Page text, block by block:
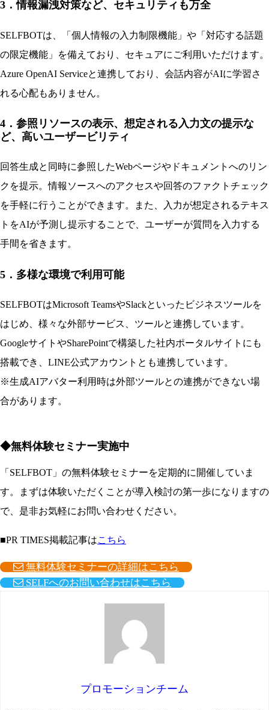
3．情報漏洩対策など、セキュリティも万全
SELFBOTは、「個人情報の入力制限機能」や「対応する話題
の限定機能」を備えており、セキュアにご利用いただけます。
Azure OpenAI Serviceと連携しており、会話内容がAIに学習さ
れる心配もありません。
4．参照リソースの表示、想定される入力文の提示な
ど、高いユーザービリティ
回答生成と同時に参照したWebページやドキュメントへのリン
クを提示。情報ソースへのアクセスや回答のファクトチェック
を手軽に行うことができます。また、入力が想定されるテキス
トをAIが予測し提示することで、ユーザーが質問を入力する
手間を省きます。
5．多様な環境で利用可能
SELFBOTはMicrosoft TeamsやSlackといったビジネスツールを
はじめ、様々な外部サービス、ツールと連携しています。
GoogleサイトやSharePointで構築した社内ポータルサイトにも
搭載でき、LINE公式アカウントとも連携しています。
※生成AIアバター利用時は外部ツールとの連携ができない場
合があります。
◆無料体験セミナー実施中
「SELFBOT」の無料体験セミナーを定期的に開催していま
す。まずは体験いただくことが導入検討の第一歩になりますの
で、是非お気軽にお問い合わせください。
■PR TIMES掲載記事はこちら
無料体験セミナーの詳細はこちら
SELFへのお問い合わせはこちら
プロモーションチーム